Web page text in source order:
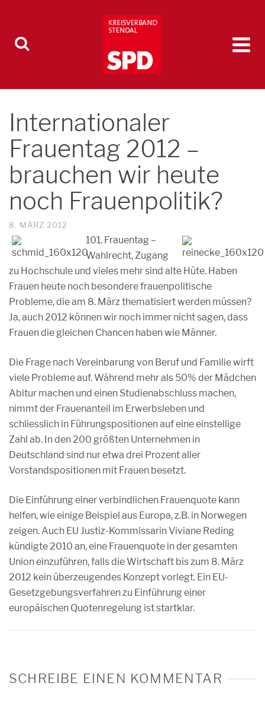
Internationaler
Frauentag 2012 –
brauchen wir heute
noch Frauenpolitik?
8. MÄRZ 2012
101. Frauentag –
Wahlrecht, Zugang
zu Hochschule und vieles mehr sind alte Hüte. Haben
Frauen heute noch besondere frauenpolitische
Probleme, die am 8. März thematisiert werden müssen?
Ja, auch 2012 können wir noch immer nicht sagen, dass
Frauen die gleichen Chancen haben wie Männer.
Die Frage nach Vereinbarung von Beruf und Familie wirft
viele Probleme auf. Während mehr als 50% der Mädchen
Abitur machen und einen Studienabschluss machen,
nimmt der Frauenanteil im Erwerbsleben und
schliesslich in Führungspositionen auf eine einstellige
Zahl ab. In den 200 größten Unternehmen in
Deutschland sind nur etwa drei Prozent aller
Vorstandspositionen mit Frauen besetzt.
Die Einführung einer verbindlichen Frauenquote kann
helfen, wie einige Beispiel aus Europa, z.B. in Norwegen
zeigen. Auch EU Justiz-Kommissarin Viviane Reding
kündigte 2010 an, eine Frauenquote in der gesamten
Union einzuführen, falls die Wirtschaft bis zum 8. März
2012 kein überzeugendes Konzept vorlegt. Ein EU-
Gesetzgebungsverfahren zu Einführung einer
europäischen Quotenregelung ist startklar.
SCHREIBE EINEN KOMMENTAR